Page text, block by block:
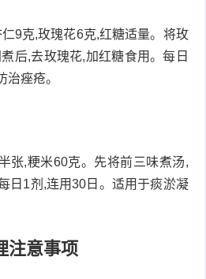
9克,玫瑰花6克,红糖适量。将玫
后,去玫瑰花,加红糖食用。每日
治痤疮。
张,粳米60克。先将前三味煮汤,
日1剂,连用30日。适用于痰淤凝
注意事项